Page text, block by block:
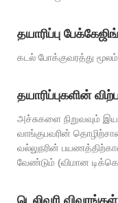
தயாரிப்பு
கடல் போக்குவரத்து மூலம்
தயாரிப்புகளின்
அச்சுகளை நிறுவவும்
வாங்குபவரின்
வல்லுநரின்
வேண்டும் (விமான